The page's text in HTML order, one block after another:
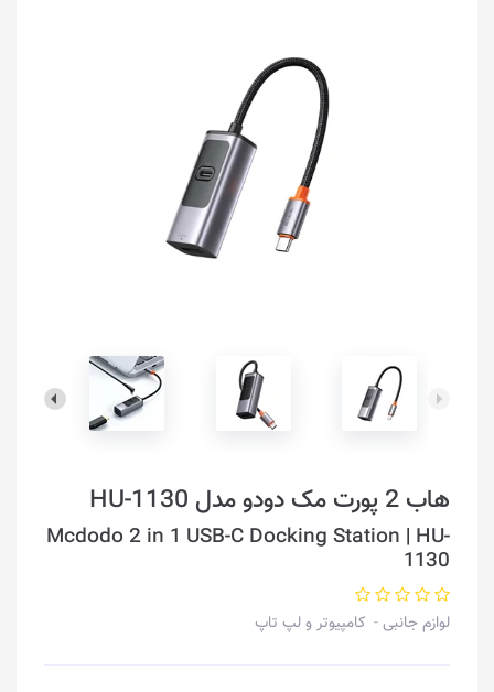
هاب 2 پورت مک دو‌دو مدل HU-1130
Mcdodo 2 in 1 USB-C Docking Station | HU-
1130
لوازم جانبی کامپیوتر و لپ تاپ